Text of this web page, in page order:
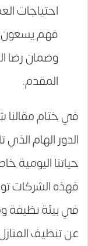
احتياجات
فهم يسعون
وضمان رضا
المقدم.
في ختام
الدور الهام
حياتنا
فهذه الشركات
في بيئة نظيفة
عن تنظيف